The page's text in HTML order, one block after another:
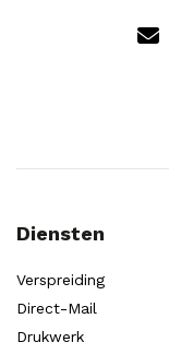
Diensten
Verspreiding
Direct-Mail
Drukwerk